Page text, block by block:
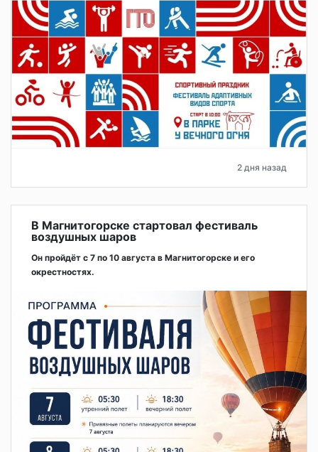
2 дня назад
В Магнитогорске стартовал фестиваль
воздушных шаров
Он пройдёт с 7 по 10 августа в Магнитогорске и его
окрестностях.